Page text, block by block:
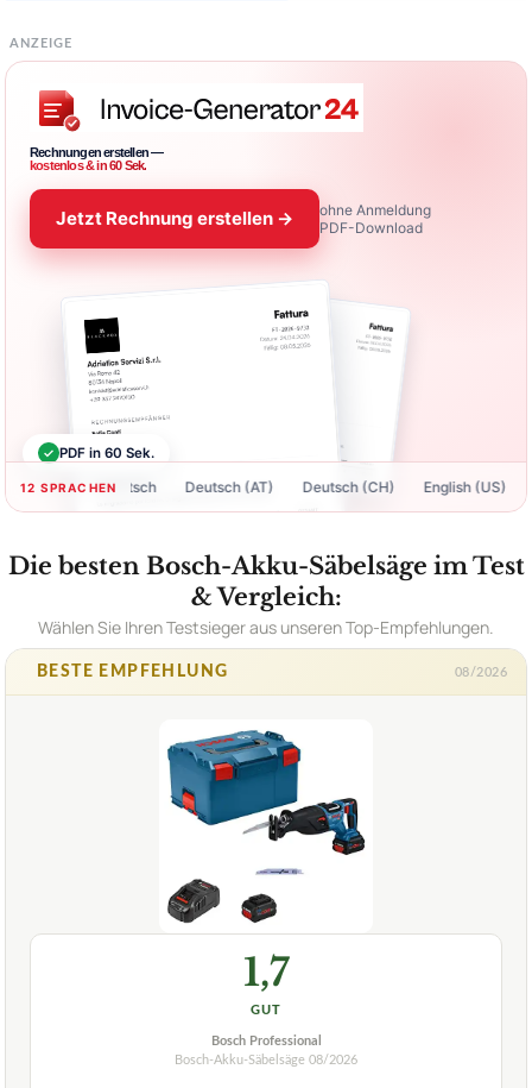
ANZEIGE
Rechnungen erstellen —
kostenlos & in 60 Sek.
Jetzt Rechnung erstellen →
ohne Anmeldung
PDF-Download
✓ PDF in 60 Sek.
12 SPRACHEN
Deutsch Deutsch (AT) Deutsch (CH) English (US)
Die besten Bosch-Akku-Säbelsäge im Test
& Vergleich:
Wählen Sie Ihren Testsieger aus unseren Top-Empfehlungen.
BESTE EMPFEHLUNG 08/2026
1,7
GUT
Bosch Professional
Bosch-Akku-Säbelsäge 08/2026